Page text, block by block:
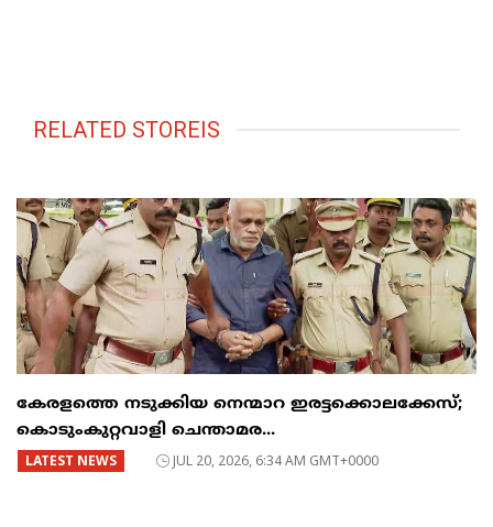
RELATED STOREIS
കേരളത്തെ നടുക്കിയ നെന്മാറ ഇരട്ടക്കൊലക്കേസ്;
കൊടുംകുറ്റവാളി ചെന്താമര...
LATEST NEWS JUL 20, 2026, 6:34 AM GMT+0000